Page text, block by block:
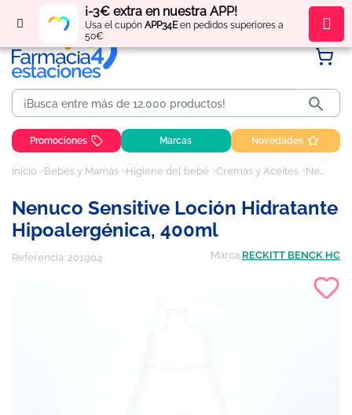
¡-3€ extra en nuestra APP!
Usa el cupón APP34Een pedidos superiores a
50€
Regístratey obténpuntos por tus compras

Promociones Marcas Novedades
Inicio Bebés y Mamás Higiene del bebé Cremas y Aceites Nenuco Sensitive Loción Hidratante Hipoalergénica, 400ml
Nenuco Sensitive Loción Hidratante
Hipoalergénica, 400ml
Referencia: 201904 Marca RECKITT BENCK HC